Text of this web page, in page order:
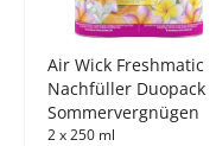
Air Wick Freshmatic
Nachfüller Duopack
Sommervergnügen
2 x 250 ml